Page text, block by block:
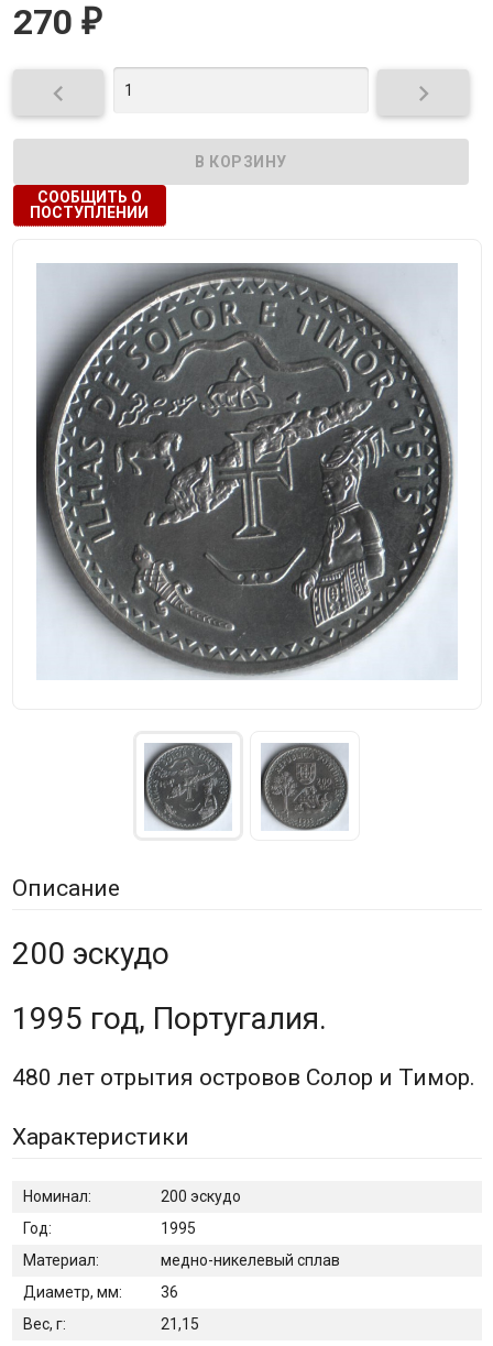
270 ₽
 
СООБЩИТЬ О
ПОСТУПЛЕНИИ
Описание
200 эскудо
1995 год, Португалия.
480 лет отрытия островов Солор и Тимор.
Характеристики
Номинал:
200 эскудо
Год:
1995
Материал:
медно-никелевый сплав
Диаметр, мм:
36
Вес, г:
21,15